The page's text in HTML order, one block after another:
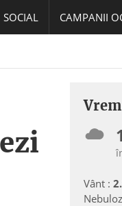
SOCIAL CAMPANII
Vânt :